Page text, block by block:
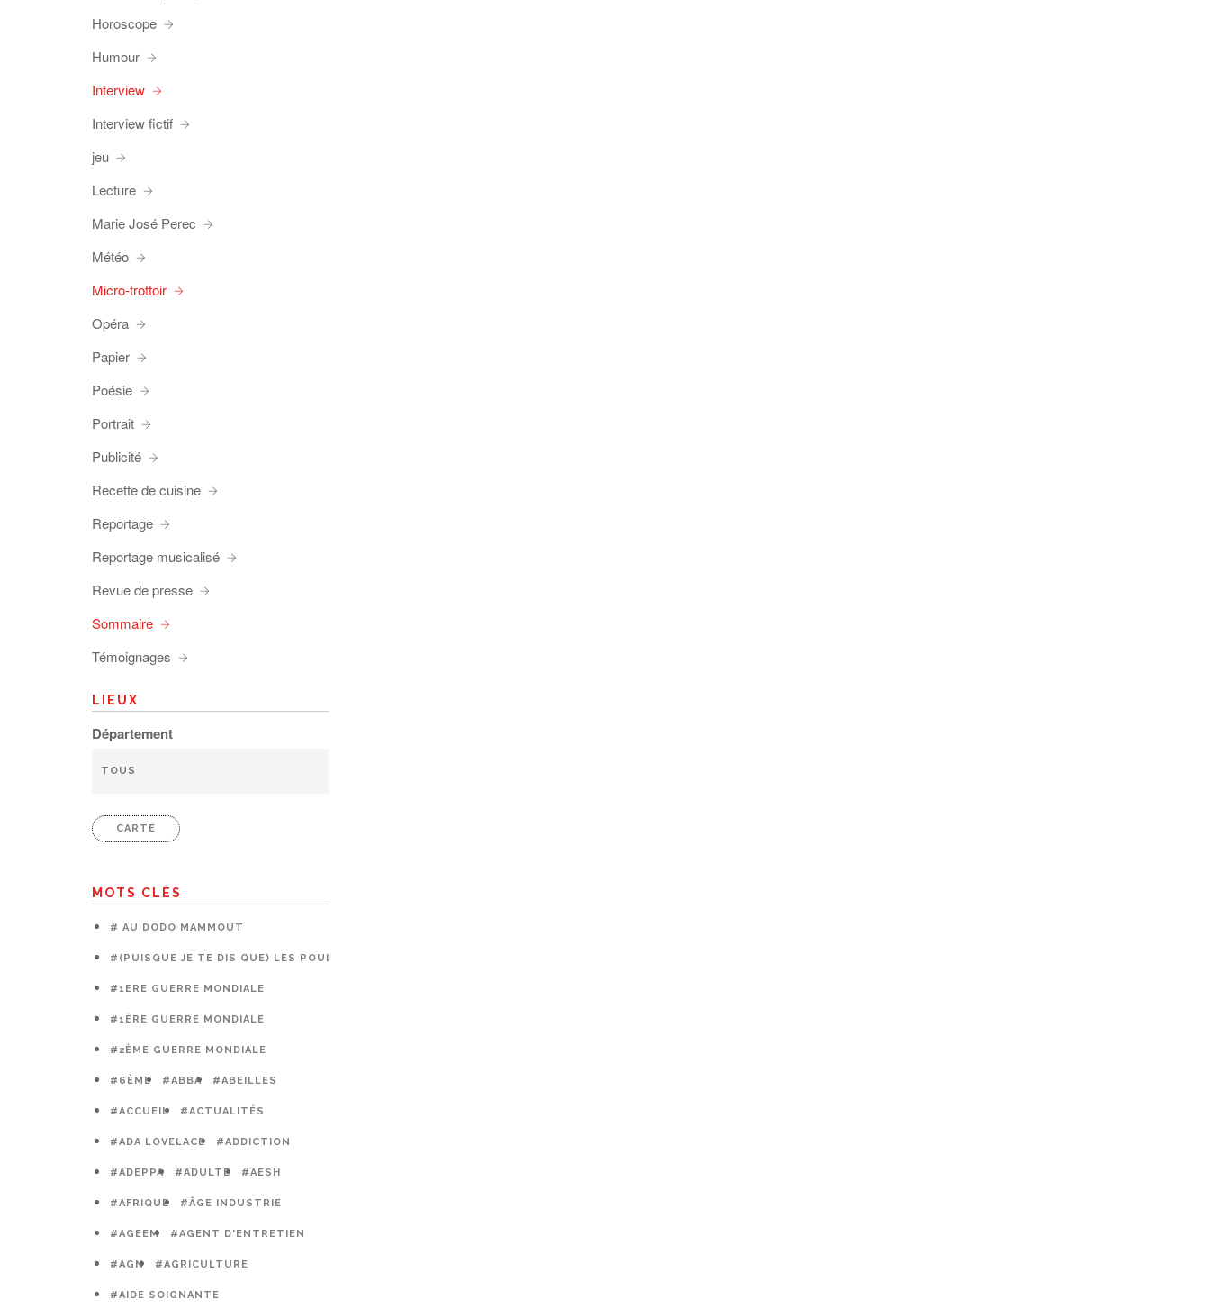
Horoscope
Humour
Interview
Interview fictif
jeu
Lecture
Marie José Perec
Météo
Micro-trottoir
Opéra
Papier
Poésie
Portrait
Publicité
Recette de cuisine
Reportage
Reportage musicalisé
Revue de presse
Sommaire
Témoignages
LIEUX
Département
CARTE
MOTS CLÉS
# AU DODO MAMMOUT
#(PUISQUE JE TE DIS QUE) LES POULES PRÉFÈRENT LES CAGES
#1ERE GUERRE MONDIALE
#1ÈRE GUERRE MONDIALE
#2ÈME GUERRE MONDIALE
#6ÈME #ABBA #ABEILLES
#ACCUEIL #ACTUALITÉS
#ADA LOVELACE #ADDICTION
#ADEPPA #ADULTE #AESH
#AFRIQUE #ÂGE INDUSTRIE
#AGEEM #AGENT D'ENTRETIEN
#AGN #AGRICULTURE
#AIDE SOIGNANTE